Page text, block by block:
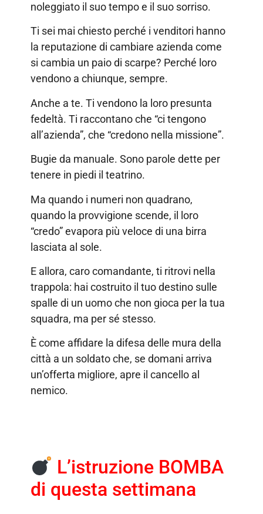
noleggiato il suo tempo e il suo sorriso.
Ti sei mai chiesto perché i venditori hanno
la reputazione di cambiare azienda come
si cambia un paio di scarpe? Perché loro
vendono a chiunque, sempre.
Anche a te. Ti vendono la loro presunta
fedeltà. Ti raccontano che “ci tengono
all’azienda”, che “credono nella missione”.
Bugie da manuale. Sono parole dette per
tenere in piedi il teatrino.
Ma quando i numeri non quadrano,
quando la provvigione scende, il loro
“credo” evapora più veloce di una birra
lasciata al sole.
E allora, caro comandante, ti ritrovi nella
trappola: hai costruito il tuo destino sulle
spalle di un uomo che non gioca per la tua
squadra, ma per sé stesso.
È come affidare la difesa delle mura della
città a un soldato che, se domani arriva
un’offerta migliore, apre il cancello al
nemico.
L’istruzione BOMBA
di questa settimana